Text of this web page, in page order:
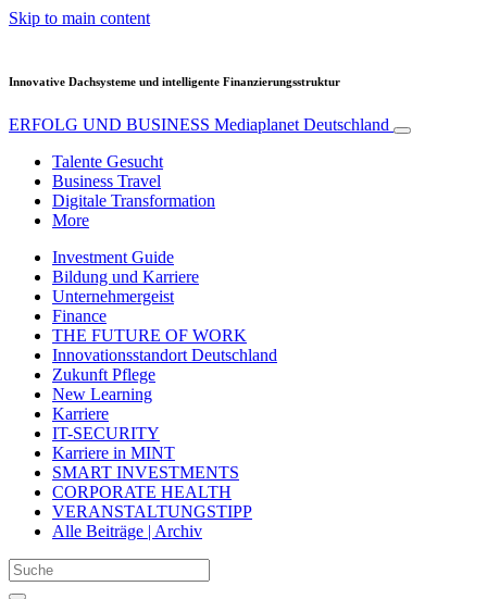
Skip to main content
Innovative Dachsysteme und intelligente Finanzierungsstruktur
ERFOLG UND BUSINESS Mediaplanet Deutschland
Talente Gesucht
Business Travel
Digitale Transformation
More
Investment Guide
Bildung und Karriere
Unternehmergeist
Finance
THE FUTURE OF WORK
Innovationsstandort Deutschland
Zukunft Pflege
New Learning
Karriere
IT-SECURITY
Karriere in MINT
SMART INVESTMENTS
CORPORATE HEALTH
VERANSTALTUNGSTIPP
Alle Beiträge | Archiv